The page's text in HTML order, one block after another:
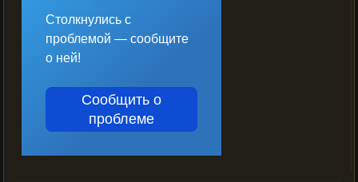
Столкнулись с
проблемой — сообщите
о ней!
Сообщить о
проблеме